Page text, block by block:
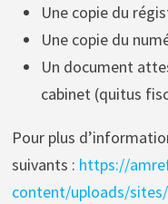
Une copie du
Une copie du
Un document
cabinet (quitus
Pour plus
suivants : https://
content/uploads/